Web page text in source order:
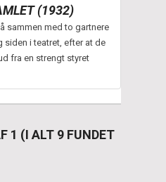
(1932)
sammen med to gartnere
siden i teatret, efter at de
fra en strengt styret
1 (I ALT 9 FUNDET